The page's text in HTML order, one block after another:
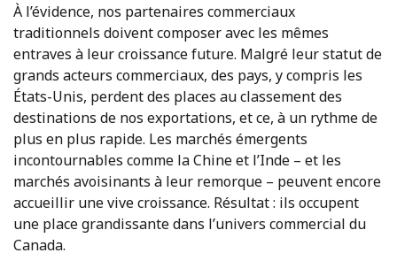
À l’évidence, nos partenaires commerciaux
traditionnels doivent composer avec les mêmes
entraves à leur croissance future. Malgré leur statut de
grands acteurs commerciaux, des pays, y compris les
États-Unis, perdent des places au classement des
destinations de nos exportations, et ce, à un rythme de
plus en plus rapide. Les marchés émergents
incontournables comme la Chine et l’Inde – et les
marchés avoisinants à leur remorque – peuvent encore
accueillir une vive croissance. Résultat : ils occupent
une place grandissante dans l’univers commercial du
Canada.